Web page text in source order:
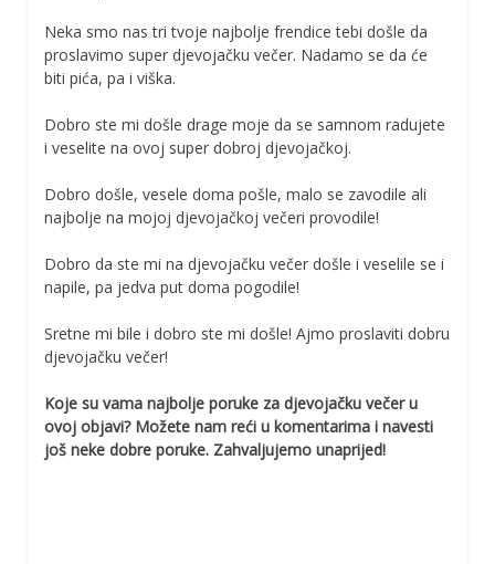
Neka smo nas tri tvoje najbolje frendice tebi došle da
proslavimo super djevojačku večer. Nadamo se da će
biti pića, pa i viška.
Dobro ste mi došle drage moje da se samnom radujete
i veselite na ovoj super dobroj djevojačkoj.
Dobro došle, vesele doma pošle, malo se zavodile ali
najbolje na mojoj djevojačkoj večeri provodile!
Dobro da ste mi na djevojačku večer došle i veselile se i
napile, pa jedva put doma pogodile!
Sretne mi bile i dobro ste mi došle! Ajmo proslaviti dobru
djevojačku večer!
Koje su vama najbolje poruke za djevojačku večer u
ovoj objavi? Možete nam reći u komentarima i navesti
još neke dobre poruke. Zahvaljujemo unaprijed!